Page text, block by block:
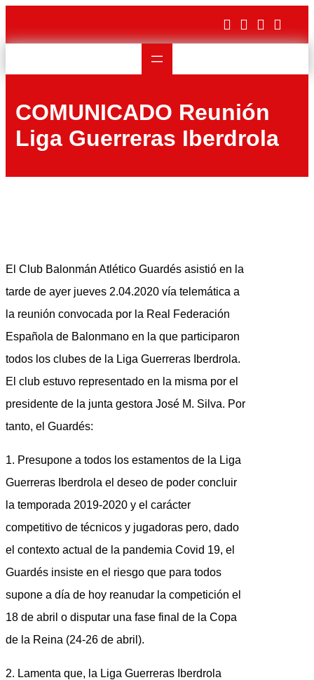
contenido
COMUNICADO Reunión
Liga Guerreras Iberdrola
El Club Balonmán Atlético Guardés asistió en la
tarde de ayer jueves 2.04.2020 vía telemática a
la reunión convocada por la Real Federación
Española de Balonmano en la que participaron
todos los clubes de la Liga Guerreras Iberdrola.
El club estuvo representado en la misma por el
presidente de la junta gestora José M. Silva. Por
tanto, el Guardés:
1. Presupone a todos los estamentos de la Liga
Guerreras Iberdrola el deseo de poder concluir
la temporada 2019-2020 y el carácter
competitivo de técnicos y jugadoras pero, dado
el contexto actual de la pandemia Covid 19, el
Guardés insiste en el riesgo que para todos
supone a día de hoy reanudar la competición el
18 de abril o disputar una fase final de la Copa
de la Reina (24-26 de abril).
2. Lamenta que, la Liga Guerreras Iberdrola